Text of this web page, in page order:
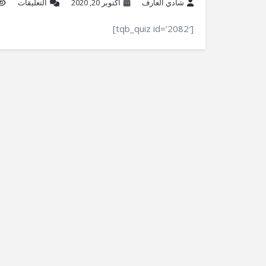
شادي العارف أكتوبر 20, 2020 التعليقات
[tqb_quiz id=’2082′]